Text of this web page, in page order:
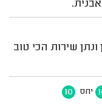
שירות הכי טוב
יחס 10